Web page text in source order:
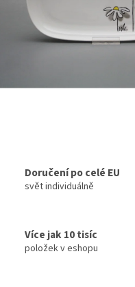
Doručení po celé EU
svět individuálně
Více jak 10 tisíc
položek v eshopu